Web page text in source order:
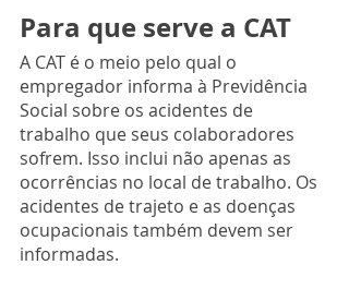
Para que serve a CAT
A CAT é o meio pelo qual o
empregador informa à Previdência
Social sobre os acidentes de
trabalho que seus colaboradores
sofrem. Isso inclui não apenas as
ocorrências no local de trabalho. Os
acidentes de trajeto e as doenças
ocupacionais também devem ser
informadas.